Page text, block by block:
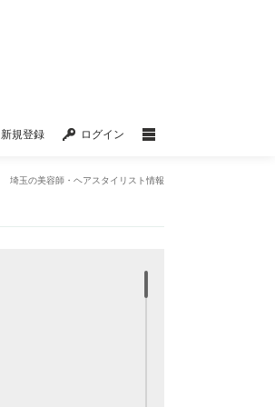
新規登録 ログイン
埼玉の美容師・ヘアスタイリスト情報